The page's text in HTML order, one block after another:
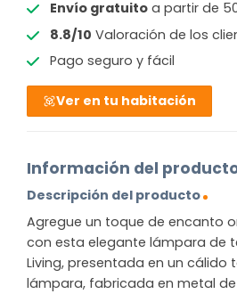
Envío gratuitoa partir de
8.8/10 Valoración de los
Pago seguro y fácil
Ver en tu habitación
Información del
Descripción del producto
Agregue un toque de encanto
con esta elegante lámpara de
Living, presentada en un cálido
lámpara, fabricada en metal